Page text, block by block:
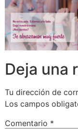
Deja una
Tu dirección de
Los campos
Comentario *